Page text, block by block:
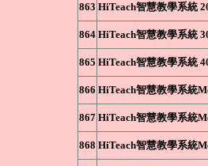
863 HiTeach智慧教學系統
864 HiTeach智慧教學系統
865 HiTeach智慧教學系統
866 HiTeach智慧教學系統
867 HiTeach智慧教學系統
868 HiTeach智慧教學系統